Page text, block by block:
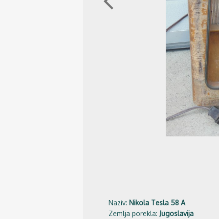
Naziv: Nikola Tesla 58 A
Zemlja porekla: Jugoslavija